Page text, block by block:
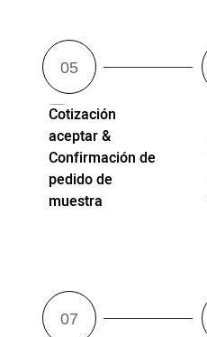
Cotización
aceptar &
Confirmación de
pedido de
muestra